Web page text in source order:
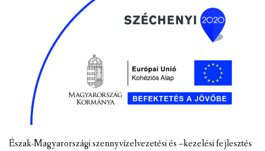
Észak-Magyarországi szennyvízelvezetési és –kezelési fejlesztés